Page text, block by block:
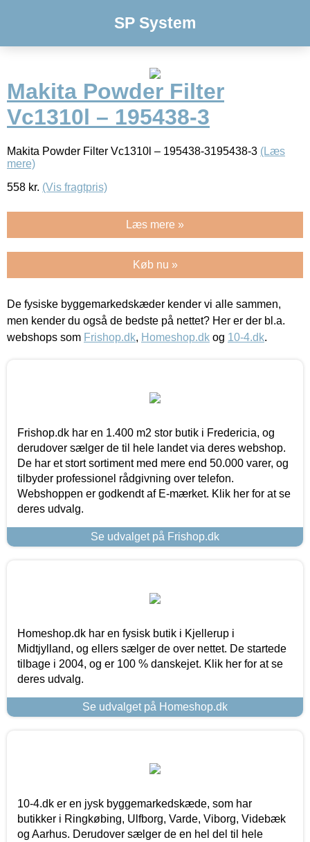
SP System
Makita Powder Filter
Vc1310l – 195438-3
Makita Powder Filter Vc1310l – 195438-3195438-3 (Læs
mere)
558 kr. (Vis fragtpris)
Læs mere »
Køb nu »
De fysiske byggemarkedskæder kender vi alle sammen,
men kender du også de bedste på nettet? Her er der bl.a.
webshops som Frishop.dk, Homeshop.dk og 10-4.dk.
Frishop.dk har en 1.400 m2 stor butik i Fredericia, og
derudover sælger de til hele landet via deres webshop.
De har et stort sortiment med mere end 50.000 varer, og
tilbyder professionel rådgivning over telefon.
Webshoppen er godkendt af E-mærket. Klik her for at se
deres udvalg.
Se udvalget på Frishop.dk
Homeshop.dk har en fysisk butik i Kjellerup i
Midtjylland, og ellers sælger de over nettet. De startede
tilbage i 2004, og er 100 % danskejet. Klik her for at se
deres udvalg.
Se udvalget på Homeshop.dk
10-4.dk er en jysk byggemarkedskæde, som har
butikker i Ringkøbing, Ulfborg, Varde, Viborg, Videbæk
og Aarhus. Derudover sælger de en hel del til hele